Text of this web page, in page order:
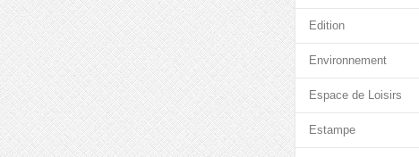
Edition
Environnement
Espace de Loisirs
Estampe